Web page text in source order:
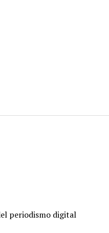
periodismo digital